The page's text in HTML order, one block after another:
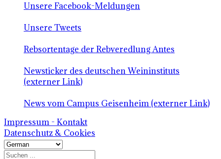
Unsere Facebook-Meldungen
Unsere Tweets
Rebsortentage der Rebveredlung Antes
Newsticker des deutschen Weininstituts
(externer Link)
News vom Campus Geisenheim (externer Link)
Impressum - Kontakt
Datenschutz & Cookies